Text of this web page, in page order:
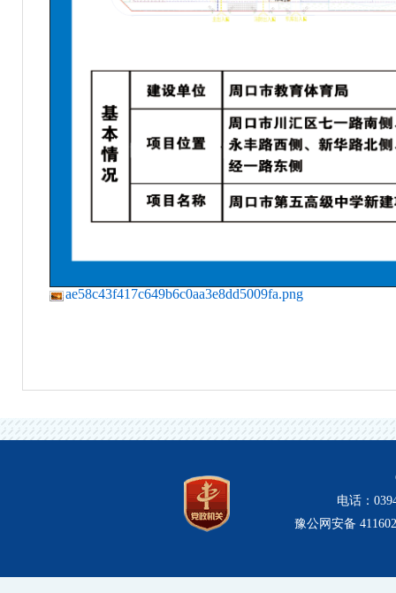
ae58c43f417c649b6c0aa3e8dd5009fa.png
电话：
豫公网安备